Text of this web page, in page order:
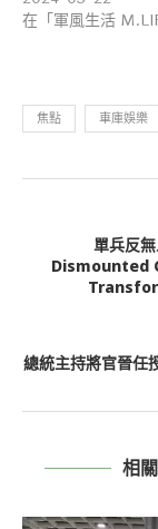
在「軍風生活
焦點 車庫娛樂
單兵反
Dismounted
總統主持將官晉
相